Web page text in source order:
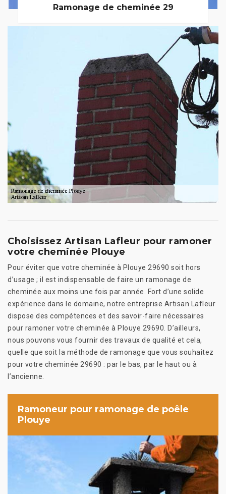
Ramonage de cheminée 29
Choisissez Artisan Lafleur pour ramoner
votre cheminée Plouye
Pour éviter que votre cheminée à Plouye 29690 soit hors
d’usage ; il est indispensable de faire un ramonage de
cheminée aux moins une fois par année. Fort d’une solide
expérience dans le domaine, notre entreprise Artisan Lafleur
dispose des compétences et des savoir-faire nécessaires
pour ramoner votre cheminée à Plouye 29690. D’ailleurs,
nous pouvons vous fournir des travaux de qualité et cela,
quelle que soit la méthode de ramonage que vous souhaitez
pour votre cheminée 29690 : par le bas, par le haut ou à
l’ancienne.
Ramoneur pour ramonage de poêle
Plouye